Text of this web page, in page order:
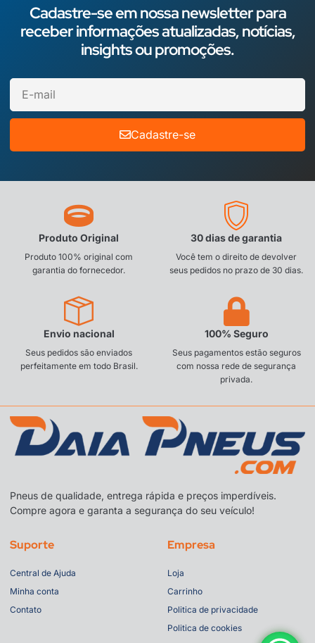
Cadastre-se em nossa newsletter para
receber informações atualizadas, notícias,
insights ou promoções.
Cadastre-se
Produto Original
Produto 100% original com
garantia do fornecedor.
30 dias de garantia
Você tem o direito de devolver
seus pedidos no prazo de 30 dias.
Envio nacional
Seus pedidos são enviados
perfeitamente em todo Brasil.
100% Seguro
Seus pagamentos estão seguros
com nossa rede de segurança
privada.
Pneus de qualidade, entrega rápida e preços imperdíveis.
Compre agora e garanta a segurança do seu veículo!
Suporte
Central de Ajuda
Minha conta
Contato
Empresa
Loja
Carrinho
Politica de privacidade
Politica de cookies